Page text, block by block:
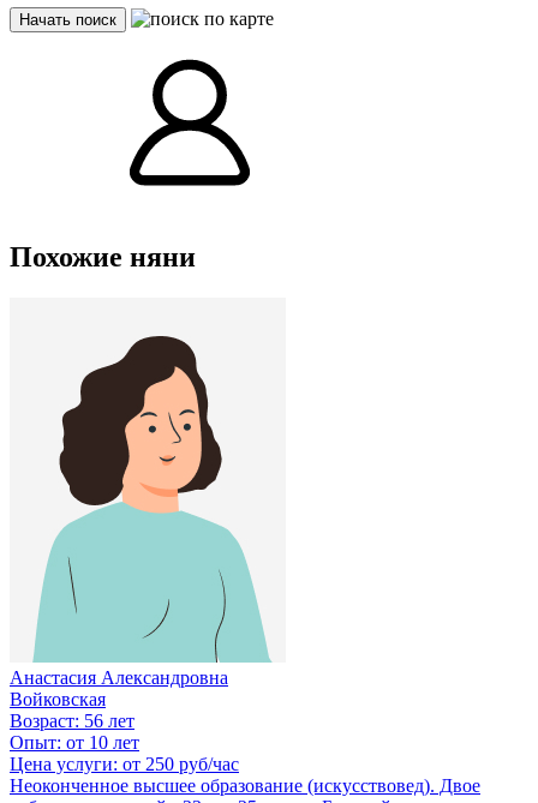
Начать поиск
Похожие няни
Анастасия Александровна
Войковская
Возраст: 56 лет
Опыт: от 10 лет
Цена услуги: от 250 руб/час
Неоконченное высшее образование (искусствовед). Двое